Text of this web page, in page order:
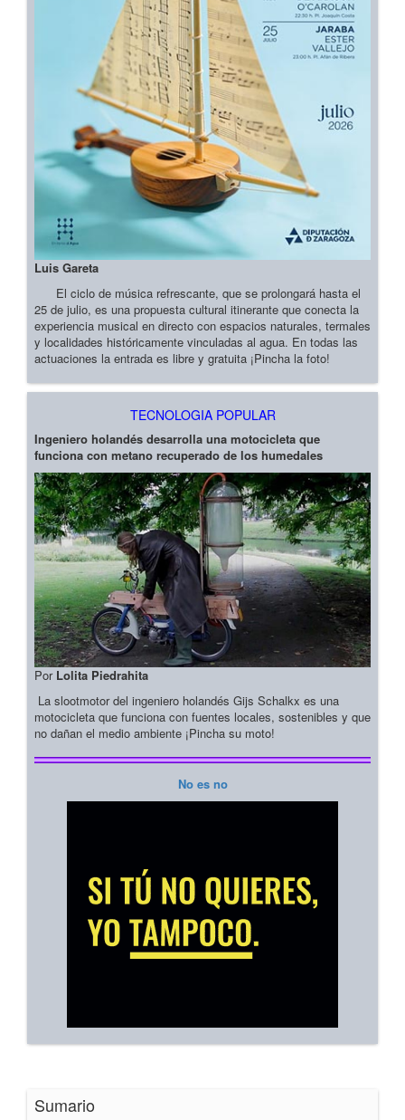
Luis Gareta
El ciclo de música refrescante, que se prolongará hasta el
25 de julio, es una propuesta cultural itinerante que conecta la
experiencia musical en directo con espacios naturales, termales
y localidades históricamente vinculadas al agua. En todas las
actuaciones la entrada es libre y gratuita ¡Pincha la foto!
TECNOLOGIA POPULAR
Ingeniero holandés desarrolla una motocicleta que
funciona con metano recuperado de los humedales
Por Lolita Piedrahita
La slootmotor del ingeniero holandés Gijs Schalkx es una
motocicleta que funciona con fuentes locales, sostenibles y que
no dañan el medio ambiente ¡Pincha su moto!
No es no
Sumario